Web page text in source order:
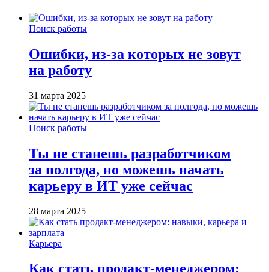
Поиск работы
Ошибки, из-за которых не зовут
на работу
31 марта 2025
Поиск работы
Ты не станешь разработчиком
за полгода, но можешь начать
карьеру в ИТ уже сейчас
28 марта 2025
Карьера
Как стать продакт-менеджером: